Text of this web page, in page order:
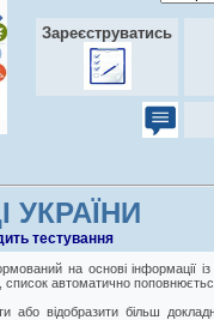
Зареєструватись
УКРАЇНИ
тестування
на основі інформації із
список автоматично
відобразити більш